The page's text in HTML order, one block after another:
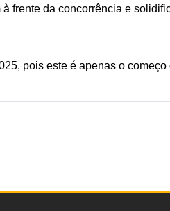
frente da concorrência e
pois este é apenas o